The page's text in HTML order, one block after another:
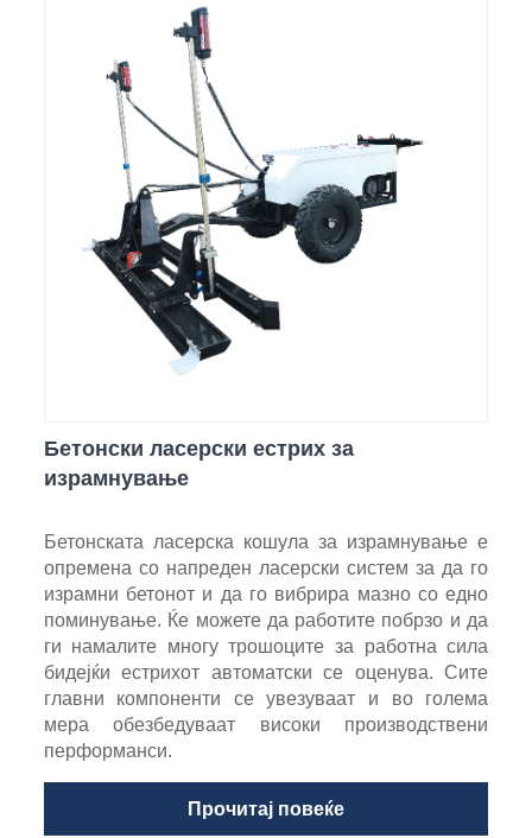
Бетонски ласерски естрих за
израмнување
Бетонската ласерска кошула за израмнување е
опремена со напреден ласерски систем за да го
израмни бетонот и да го вибрира мазно со едно
поминување. Ќе можете да работите побрзо и да
ги намалите многу трошоците за работна сила
бидејќи естрихот автоматски се оценува. Сите
главни компоненти се увезуваат и во голема
мера обезбедуваат високи производствени
перформанси.
Прочитај повеќе